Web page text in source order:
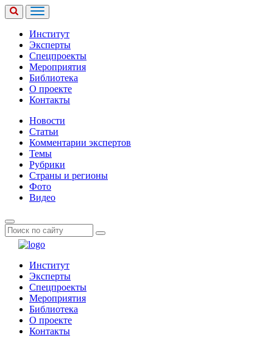
Институт
Эксперты
Спецпроекты
Мероприятия
Библиотека
О проекте
Контакты
Новости
Статьи
Комментарии экспертов
Темы
Рубрики
Страны и регионы
Фото
Видео
Институт
Эксперты
Спецпроекты
Мероприятия
Библиотека
О проекте
Контакты